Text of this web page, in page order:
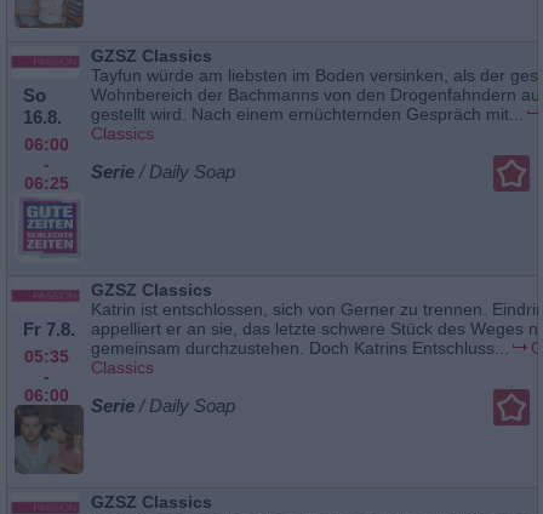
So
16.8.
06:00
-
06:25
GZSZ Classics
Tayfun würde am liebsten im Boden versinken, als der
Wohnbereich der Bachmanns von den Drogenfahndern
gestellt wird. Nach einem ernüchternden Gespräch mit...
Classics
Serie / Daily Soap
Fr 7.8.
05:35
-
06:00
GZSZ Classics
Katrin ist entschlossen, sich von Gerner zu trennen.
appelliert er an sie, das letzte schwere Stück des Weges
gemeinsam durchzustehen. Doch Katrins Entschluss...
Classics
Serie / Daily Soap
GZSZ Classics